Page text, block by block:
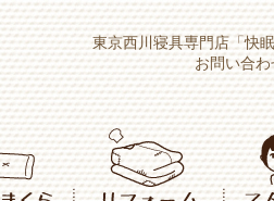
東京西川寝具専門店「快
お問い合